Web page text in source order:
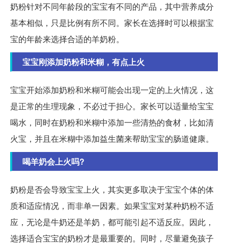
奶粉针对不同年龄段的宝宝有不同的产品，其中营养成分
基本相似，只是比例有所不同。家长在选择时可以根据宝
宝的年龄来选择合适的羊奶粉。
宝宝刚添加奶粉和米糊，有点上火
宝宝开始添加奶粉和米糊可能会出现一定的上火情况，这
是正常的生理现象，不必过于担心。家长可以适量给宝宝
喝水，同时在奶粉和米糊中添加一些清热的食材，比如清
火宝，并且在米糊中添加益生菌来帮助宝宝的肠道健康。
喝羊奶会上火吗?
奶粉是否会导致宝宝上火，其实更多取决于宝宝个体的体
质和适应情况，而非单一因素。如果宝宝对某种奶粉不适
应，无论是牛奶还是羊奶，都可能引起不适反应。因此，
选择适合宝宝的奶粉才是最重要的。同时，尽量避免孩子